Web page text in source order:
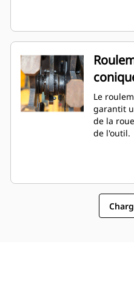
Le
garantit
de la
de l'outil.